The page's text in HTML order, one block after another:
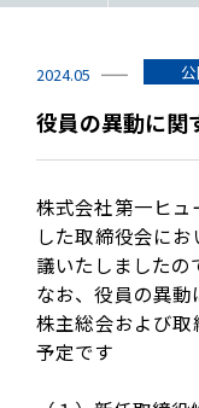
2024.05
役員の異動に関
株式会社第一ヒ
した取締役会に
議いたしましたの
なお、役員の異
株主総会および
予定です